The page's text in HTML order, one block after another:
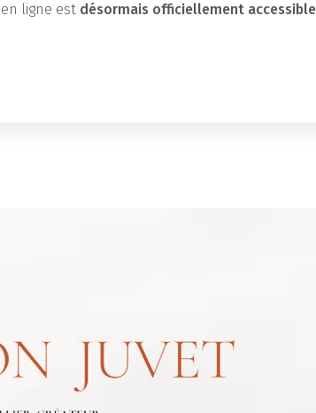
en ligne est désormais officiellement accessible